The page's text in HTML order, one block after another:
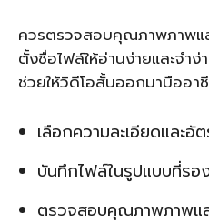
ควรตรวจสอบคุณภาพภาพแ
ตั้งชื่อไฟล์ให้อ่านง่ายและจำ
ช่วยให้วิดีโอสั้นออกมามืออา
เลือกความละเอียดและอั
บันทึกไฟล์ในรูปแบบที่รอ
ตรวจสอบคุณภาพภาพแ